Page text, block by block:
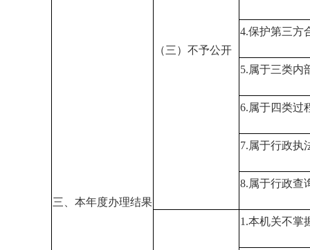
三、本年度办理结果
（三）不予公开
4.保护第三方
5.属于三类内
6.属于四类过
7.属于行政执
8.属于行政查
1.本机关不掌